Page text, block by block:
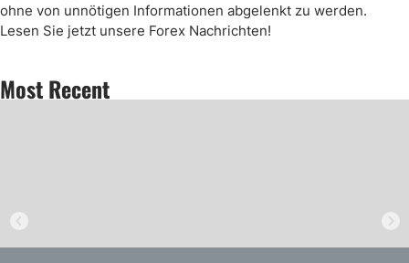
ohne von unnötigen Informationen abgelenkt zu werden.
Lesen Sie jetzt unsere Forex Nachrichten!
Most Recent